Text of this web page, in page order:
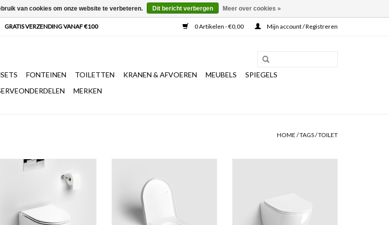
0 Artikelen - €0,00 Mijn account / Registreren
FONTEINEN TOILETTEN KRANEN & AFVOEREN MEUBELS
SPIEGELS
MERKEN
HOME /TAGS/TOILET
InBe randloos wandtoilet, met
toiletzitting met deksel, soft-
closing systeem, glanzend wit
keramiek. Bevestiging inbegrepen.
TOEVOEGEN AAN WINKELWAGEN
quick-release
TOEVOEGEN AAN WINKELWAGEN
inbegrepen.
TOEVOEGEN AAN WINKELWAGEN
van cookies om onze website te verbeteren. Dit bericht verbergen Meer over cookies »